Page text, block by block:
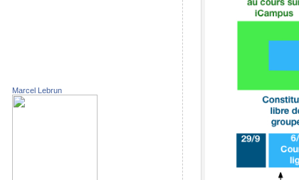
Marcel Lebrun